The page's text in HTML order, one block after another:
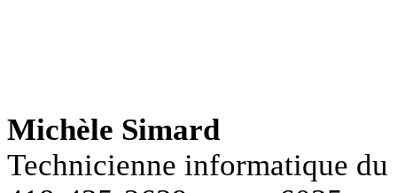
Michèle Simard
Technicienne informatique